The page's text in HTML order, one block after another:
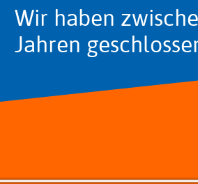
Wir haben
Jahren